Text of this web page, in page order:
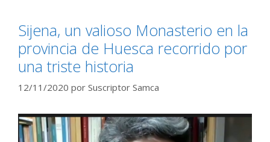
Sijena, un valioso Monasterio en la
provincia de Huesca recorrido por
una triste historia
12/11/2020 por Suscriptor Samca